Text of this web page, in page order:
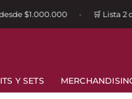
$1.000.000 🛒 Lista 2
Y SETS